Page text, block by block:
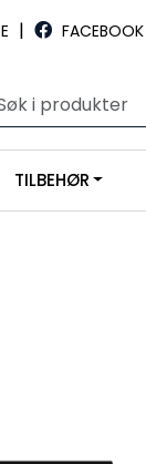
| FACEBOOK
TILBEHØR